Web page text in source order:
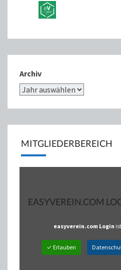
Archiv
MITGLIEDERBEREICH
EASYVEREIN.COM
easyverein.com Login
✓ Erlauben